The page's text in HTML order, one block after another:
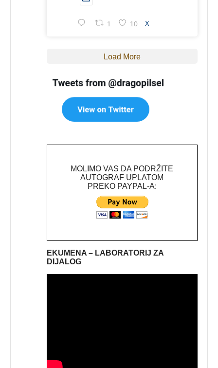
1 10 X
Load More
MOLIMO VAS DA PODRŽITE
AUTOGRAF UPLATOM
PREKO PAYPAL-A:
EKUMENA – LABORATORIJ ZA
DIJALOG